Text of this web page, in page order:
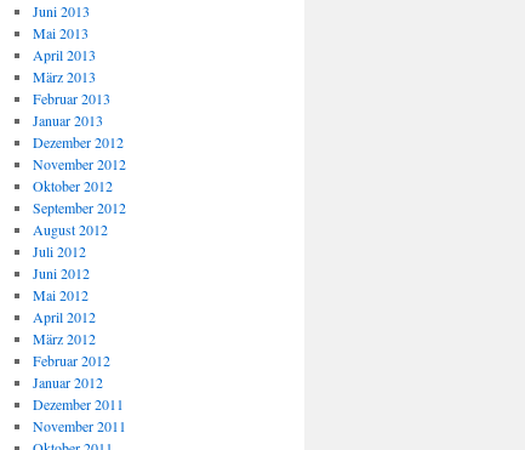
Juni 2013
Mai 2013
April 2013
März 2013
Februar 2013
Januar 2013
Dezember 2012
November 2012
Oktober 2012
September 2012
August 2012
Juli 2012
Juni 2012
Mai 2012
April 2012
März 2012
Februar 2012
Januar 2012
Dezember 2011
November 2011